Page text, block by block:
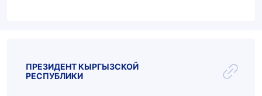
ПРЕЗИДЕНТ КЫРГЫЗСКОЙ
РЕСПУБЛИКИ